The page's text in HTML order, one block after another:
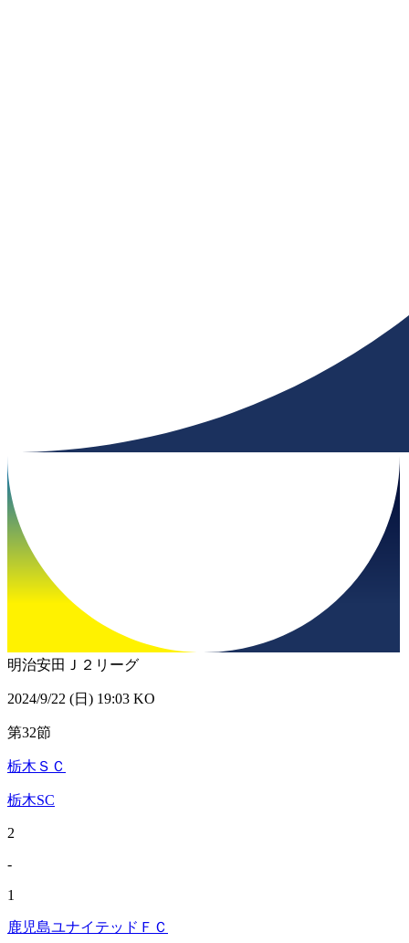
明治安田Ｊ２リーグ
2024/9/22 (日) 19:03 KO
第32節
栃木ＳＣ
栃木SC
2
-
1
鹿児島ユナイテッドＦＣ